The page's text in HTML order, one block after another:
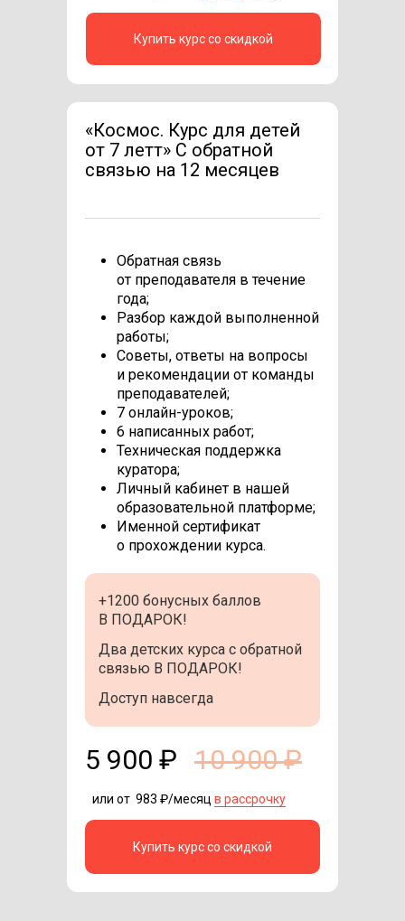
Два детских курса с обратной
связью В ПОДАРОК!
Купить курс со скидкой
Обратная связь
от преподавателя в течение
года;
Разбор каждой выполненной
работы;
Советы, ответы на вопросы
и рекомендации от команды
преподавателей;
7 онлайн-уроков;
6 написанных работ;
Техническая поддержка
куратора;
Личный кабинет в нашей
образовательной платформе;
Именной сертификат
о прохождении курса.
«Космос. Курс для детей
от 7 летт» С обратной
связью на 12 месяцев
или от 983 ₽/месяц в рассрочку
10 900 ₽
5 900 ₽
Купить курс со скидкой
+1200 бонусных баллов
В ПОДАРОК!
Доступ навсегда